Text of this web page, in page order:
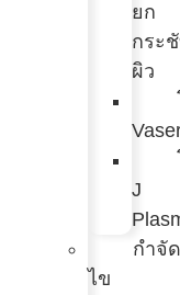
ยก
กระ
ผิว
J
กำจัด
ไข